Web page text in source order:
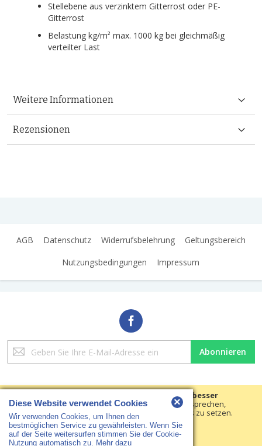
Wir verwenden Cookies, um Ihre Erfahrungen besser
machen. Um der neuen e-Privacy-Richtlinie zu entsprechen,
müssen wir um Ihre Zustimmung bitten, die Cookies zu setzen.
Erfahren Sie mehr.
Cookies setzen
Stellebene aus verzinktem Gitterrost oder PE-
Gitterrost
Belastung kg/m² max. 1000 kg bei gleichmäßig
verteilter Last
Weitere Informationen
Rezensionen
AGB Datenschutz Widerrufsbelehrung
Geltungsbereich
Nutzungsbedingungen
Impressum
Melden
Sie
unseren
Newsletter
an:
Abonnieren
Copyright © 2018 HS Arbeitsschutz · Alle Rechte vorbehalten
Diese Website verwendet Cookies
Wir verwenden Cookies, um Ihnen den
bestmöglichen Service zu gewährleisten. Wenn Sie
auf der Seite weitersurfen stimmen Sie der Cookie-
Nutzung automatisch zu. Mehr dazu
×